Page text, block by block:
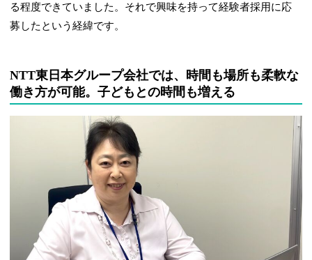
る程度できていました。それで興味を持って経験者採用に応
募したという経緯です。
NTT東日本グループ会社では、時間も場所も柔軟な
働き方が可能。子どもとの時間も増える